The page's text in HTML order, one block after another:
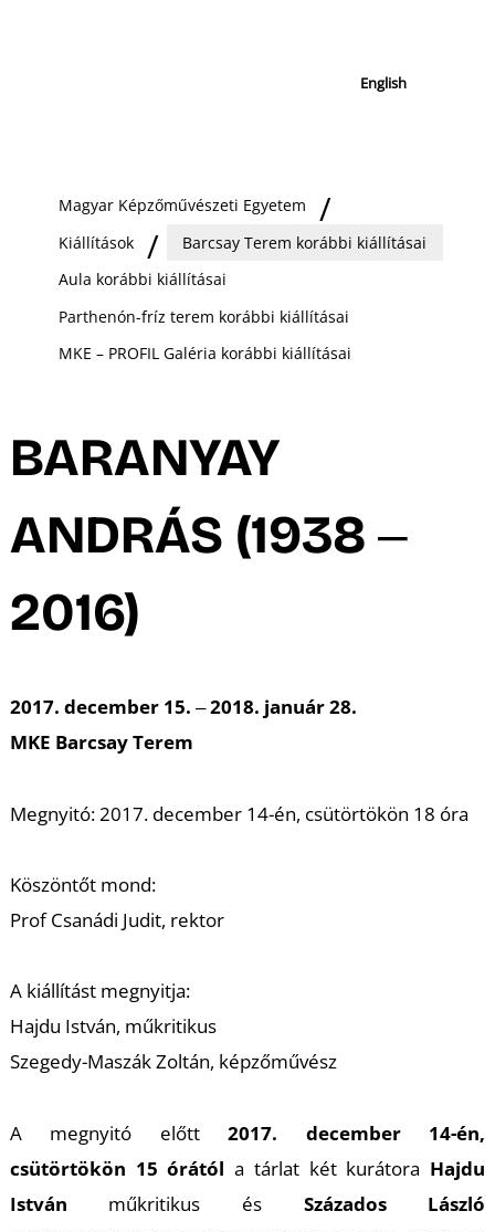
English
Magyar Képzőművészeti Egyetem
Kiállítások
Barcsay Terem korábbi kiállításai
Aula korábbi kiállításai
Parthenón-fríz terem korábbi kiállításai
MKE – PROFIL Galéria korábbi kiállításai
BARANYAY
ANDRÁS (1938 ‒
2016)
2017. december 15. ‒ 2018. január 28.
MKE Barcsay Terem
Megnyitó: 2017. december 14-én, csütörtökön 18 óra
Köszöntőt mond:
Prof Csanádi Judit, rektor
A kiállítást megnyitja:
Hajdu István, műkritikus
Szegedy-Maszák Zoltán, képzőművész
A megnyitó előtt2017. december 14-én,
csütörtökön 15 órától a tárlat két kurátora Hajdu
István műkritikus és Százados László